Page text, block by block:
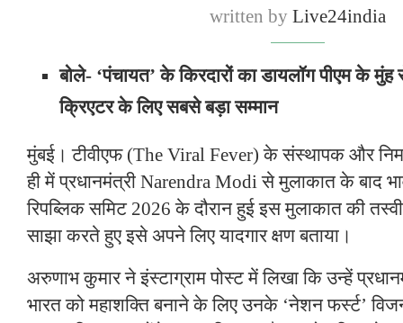
written byLive24india
बोले- ‘पंचायत’ के किरदारों का डायलॉग पीएम के
क्रिएटर के लिए सबसे बड़ा सम्मान
मुंबई। टीवीएफ (The Viral Fever) के संस्थापक और
ही में प्रधानमंत्री Narendra Modi से मुलाकात के बाद
रिपब्लिक समिट 2026 के दौरान हुई इस मुलाकात की
साझा करते हुए इसे अपने लिए यादगार क्षण बताया।
अरुणाभ कुमार ने इंस्टाग्राम पोस्ट में लिखा कि उन्हें
भारत को महाशक्ति बनाने के लिए उनके ‘नेशन फर्स्ट’